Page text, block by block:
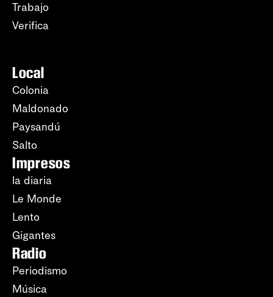
Trabajo
Verifica
Local
Colonia
Maldonado
Paysandú
Salto
Impresos
la diaria
Le Monde
Lento
Gigantes
Radio
Periodismo
Música